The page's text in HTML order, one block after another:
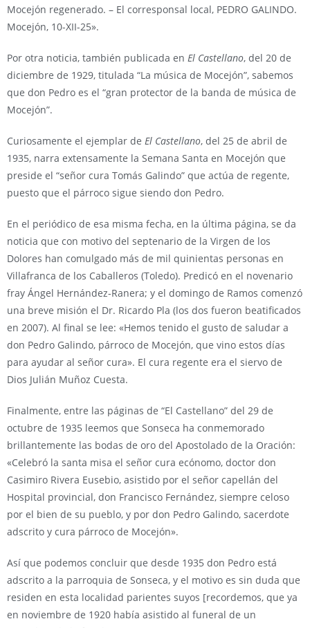
Mocejón regenerado. – El corresponsal local, PEDRO GALINDO.
Mocejón, 10-XII-25».
Por otra noticia, también publicada en El Castellano, del 20 de
diciembre de 1929, titulada “La música de Mocejón”, sabemos
que don Pedro es el “gran protector de la banda de música de
Mocejón”.
Curiosamente el ejemplar de El Castellano, del 25 de abril de
1935, narra extensamente la Semana Santa en Mocejón que
preside el “señor cura Tomás Galindo” que actúa de regente,
puesto que el párroco sigue siendo don Pedro.
En el periódico de esa misma fecha, en la última página, se da
noticia que con motivo del septenario de la Virgen de los
Dolores han comulgado más de mil quinientas personas en
Villafranca de los Caballeros (Toledo). Predicó en el novenario
fray Ángel Hernández-Ranera; y el domingo de Ramos comenzó
una breve misión el Dr. Ricardo Pla (los dos fueron beatificados
en 2007). Al final se lee: «Hemos tenido el gusto de saludar a
don Pedro Galindo, párroco de Mocejón, que vino estos días
para ayudar al señor cura». El cura regente era el siervo de
Dios Julián Muñoz Cuesta.
Finalmente, entre las páginas de “El Castellano” del 29 de
octubre de 1935 leemos que Sonseca ha conmemorado
brillantemente las bodas de oro del Apostolado de la Oración:
«Celebró la santa misa el señor cura ecónomo, doctor don
Casimiro Rivera Eusebio, asistido por el señor capellán del
Hospital provincial, don Francisco Fernández, siempre celoso
por el bien de su pueblo, y por don Pedro Galindo, sacerdote
adscrito y cura párroco de Mocejón».
Así que podemos concluir que desde 1935 don Pedro está
adscrito a la parroquia de Sonseca, y el motivo es sin duda que
residen en esta localidad parientes suyos [recordemos, que ya
en noviembre de 1920 había asistido al funeral de un